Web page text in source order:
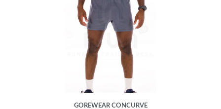
GOREWEAR CONCURVE